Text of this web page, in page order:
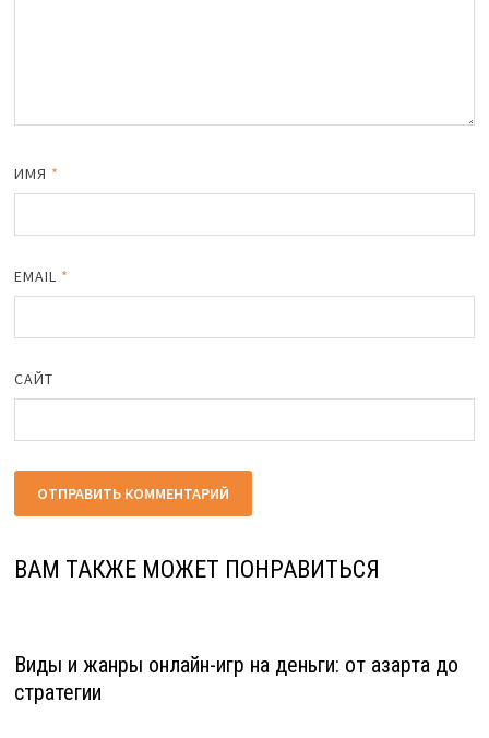
ИМЯ *
EMAIL *
САЙТ
ВАМ ТАКЖЕ МОЖЕТ ПОНРАВИТЬСЯ
Виды и жанры онлайн-игр на деньги: от азарта до
стратегии